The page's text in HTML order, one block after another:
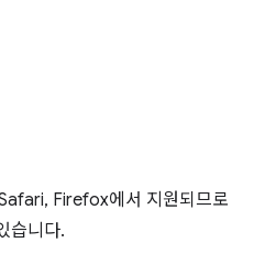
Firefox에서 지원되므로
습니다.